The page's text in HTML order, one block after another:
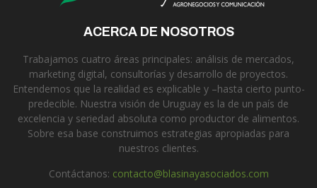
ACERCA DE NOSOTROS
Trabajamos cuatro áreas principales: análisis de mercados,
marketing digital, consultorías y desarrollo de proyectos.
Entendemos que la realidad es explicable y –hasta cierto punto-
predecible. Nuestra visión de Uruguay es la de un país de
excelencia y seriedad absoluta como productor de alimentos.
Sobre esa base construimos estrategias apropiadas para
nuestros clientes.
Contáctanos: contacto@blasinayasociados.com